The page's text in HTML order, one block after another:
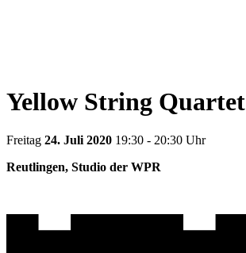
Yellow String Quartet
Freitag 24. Juli 2020 19:30 - 20:30 Uhr
Reutlingen, Studio der WPR